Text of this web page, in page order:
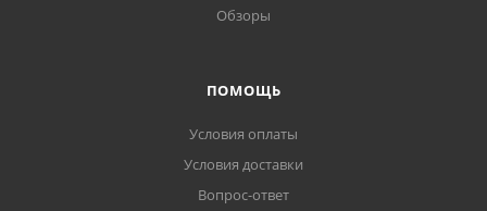
Обзоры
ПОМОЩЬ
Условия оплаты
Условия доставки
Вопрос-ответ